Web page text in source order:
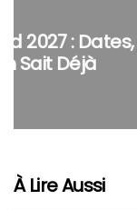
The Cure
Smith
À Lire Aussi